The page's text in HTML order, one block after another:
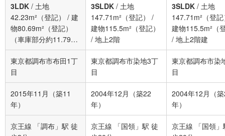
3LDK / 土地
42.23m²（登記）
/ 建
物80.69m²（登記）
（車庫部分約11.79m²
含む）/地上3階建
3SLDK / 土地
147.71m²（登記）
/
建物115.5m²（登記）
/ 地上2階
3SLDK / 土地
147.71m²（登
建物115.5m²（
/ 地上2階建
東京都調布市布田1丁
目
東京都調布市染地3丁
目
東京都調布市染
目
2015年11月（築11
年）
2004年12月（築22
年）
2004年12月（
年）
京王線 「調布」駅 徒
京王線 「国領」駅 徒
京王線 「国領」